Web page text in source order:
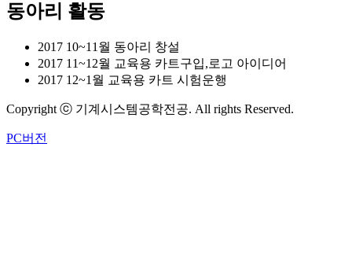
동아리 활동
2017 10~11월 동아리 창설
2017 11~12월 교육용 카트구입,로고 아이디어
2017 12~1월 교육용 카트 시험운행
Copyright ⓒ 기계시스템공학전공. All rights Reserved.
PC버전